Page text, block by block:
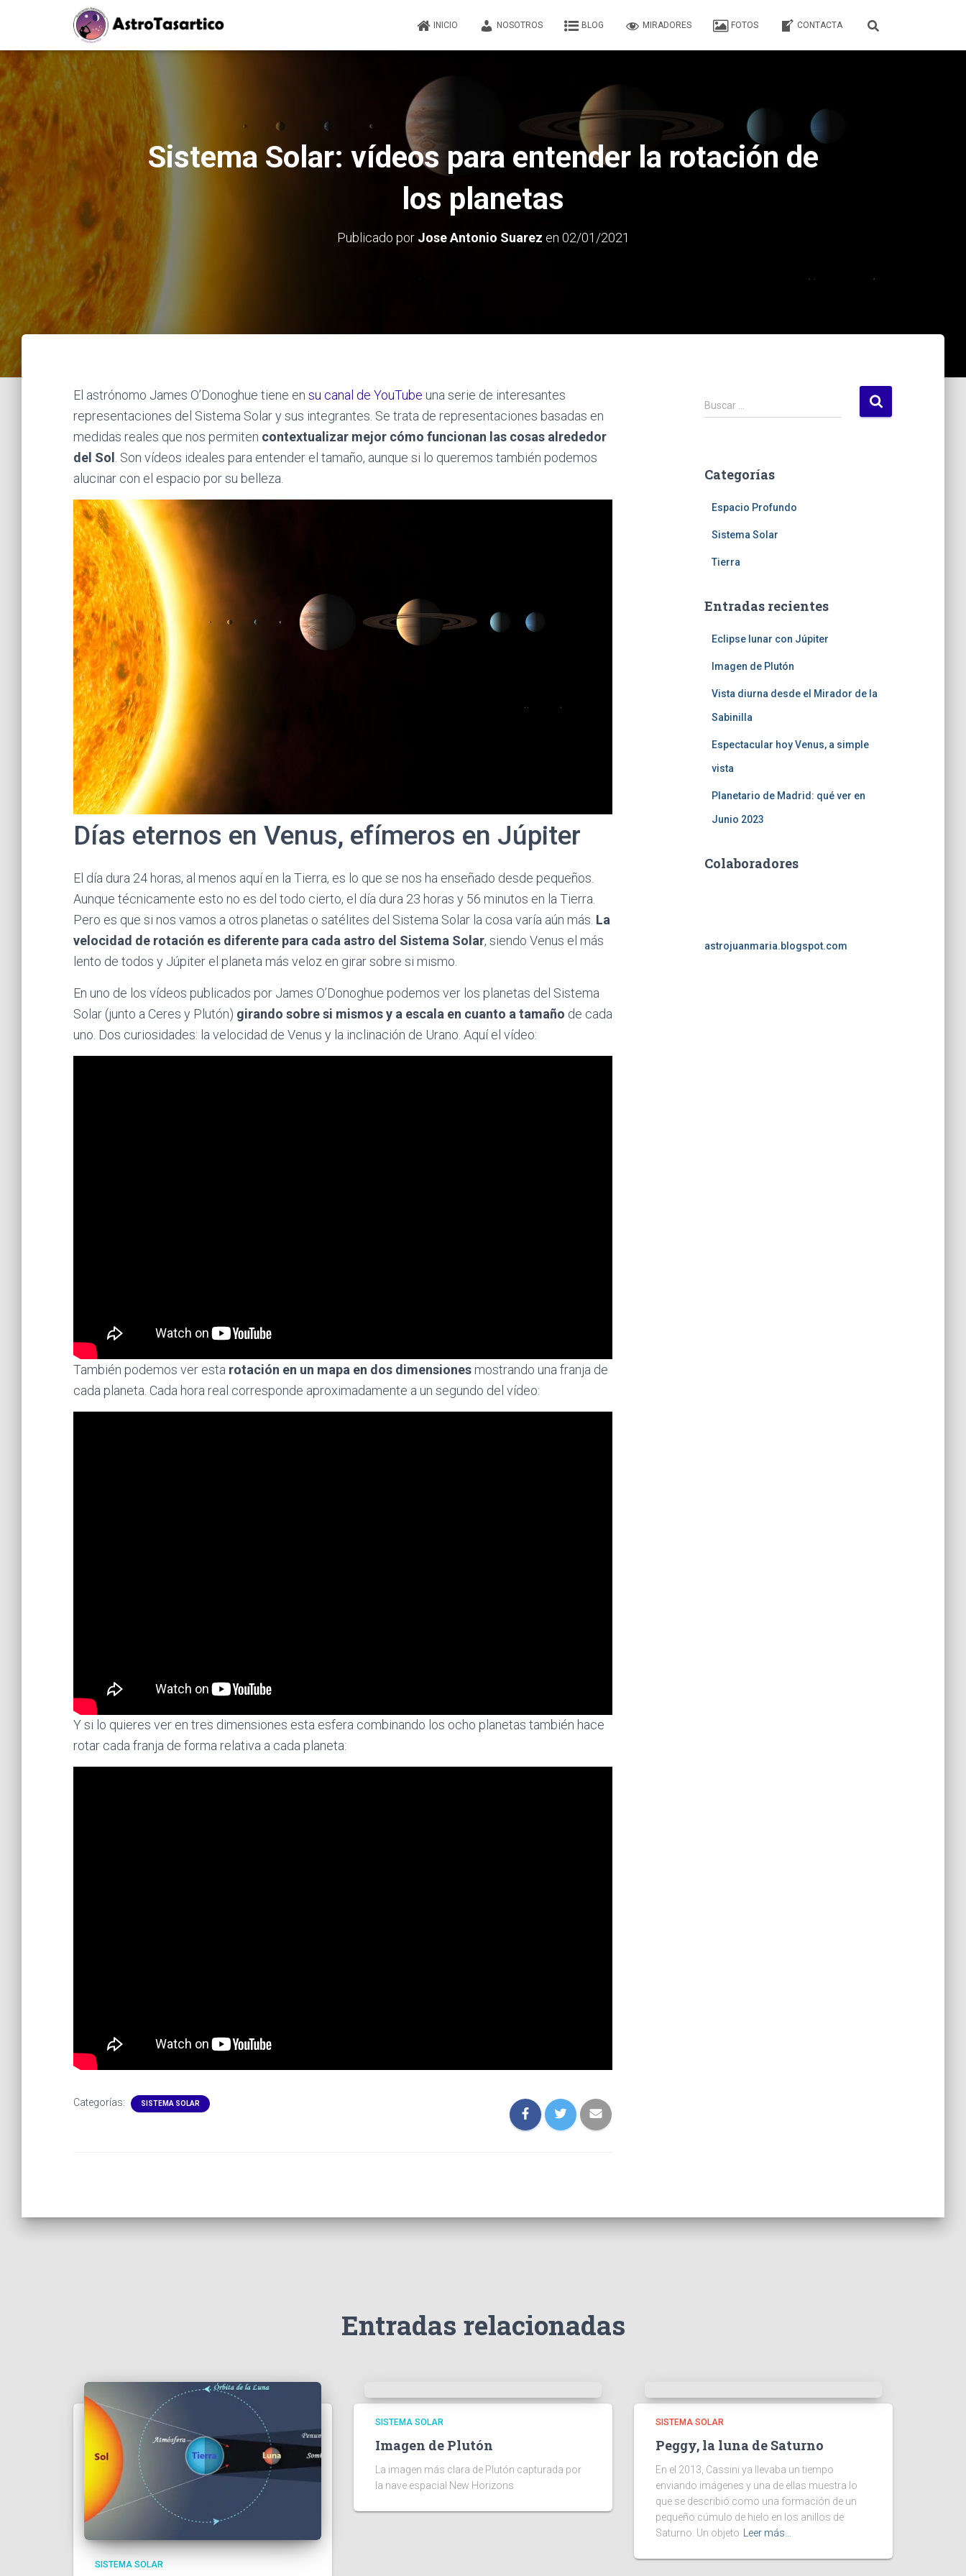
INICIO NOSOTROS BLOG MIRADORES FOTOS CONTACTA
Sistema Solar: vídeos para entender la rotación de
los planetas
Publicado por Jose Antonio Suarez en 02/01/2021
El astrónomo James O’Donoghue tiene en su canal de YouTube una serie de interesantes
representaciones del Sistema Solar y sus integrantes. Se trata de representaciones basadas en
medidas reales que nos permiten contextualizar mejor cómo funcionan las cosas alrededor
del Sol
. Son vídeos ideales para entender el tamaño, aunque si lo queremos también podemos
alucinar con el espacio por su belleza.
Días eternos en Venus, efímeros en Júpiter
El día dura 24 horas, al menos aquí en la Tierra, es lo que se nos ha enseñado desde pequeños.
Aunque técnicamente esto no es del todo cierto, el día dura 23 horas y 56 minutos en la Tierra.
Pero es que si nos vamos a otros planetas o satélites del Sistema Solar la cosa varía aún más. La
velocidad de rotación es diferente para cada astro del Sistema Solar, siendo Venus el más
lento de todos y Júpiter el planeta más veloz en girar sobre si mismo.
En uno de los vídeos publicados por James O’Donoghue podemos ver los planetas del Sistema
Solar (junto a Ceres y Plutón) girando sobre si mismos y a escala en cuanto a tamaño de cada
uno. Dos curiosidades: la velocidad de Venus y la inclinación de Urano. Aquí el vídeo:
También podemos ver esta rotación en un mapa en dos dimensiones mostrando una franja de
cada planeta. Cada hora real corresponde aproximadamente a un segundo del vídeo:
Y si lo quieres ver en tres dimensiones esta esfera combinando los ocho planetas también hace
rotar cada franja de forma relativa a cada planeta:
Categorías: SISTEMA SOLAR
B
u
r
Buscar …
Categorías
Espacio Profundo
Sistema Solar
Tierra
Entradas recientes
Eclipse lunar con Júpiter
Imagen de Plutón
Vista diurna desde el Mirador de la
Sabinilla
Espectacular hoy Venus, a simple
vista
Planetario de Madrid: qué ver en
Junio 2023
Colaboradores
astrojuanmaria.blogspot.com
Entradas relacionadas
SISTEMA SOLAR
SISTEMA SOLAR
Imagen de Plutón
La imagen más clara de Plutón capturada por
la nave espacial New Horizons
SISTEMA SOLAR
Peggy, la luna de Saturno
En el 2013, Cassini ya llevaba un tiempo
enviando imágenes y una de ellas muestra lo
que se describió como una formación de un
pequeño cúmulo de hielo en los anillos de
Saturno. Un objeto Leer más…